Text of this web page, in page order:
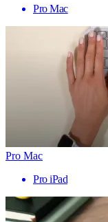
Pro Mac
Pro Mac
Pro iPad